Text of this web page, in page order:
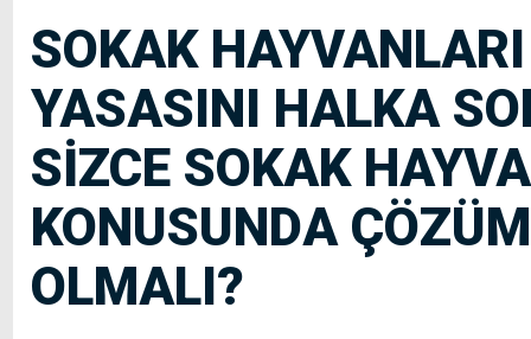
SOKAK HAYVANLARI
YASASINI HALKA
SİZCE SOKAK
KONUSUNDA
OLMALI?